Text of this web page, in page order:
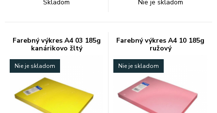
Skladom Nie je skladom
Farebný výkres A4 03 185g
kanárikovo žltý
Nie je skladom
Farebný výkres A4 10 185g
ružový
Nie je skladom